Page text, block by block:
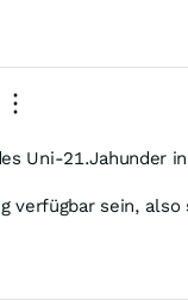
Uni-21.Jahunder
verfügbar sein,